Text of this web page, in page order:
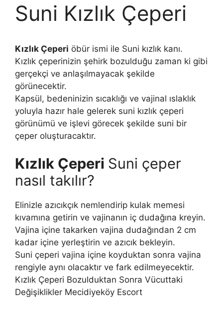
Suni Kızlık Çeperi
Kızlık Çeperi öbür ismi ile Suni kızlık kanı.
Kızlık çeperinizin şehirk bozulduğu zaman ki gibi
gerçekçi ve anlaşılmayacak şekilde
görünecektir.
Kapsül, bedeninizin sıcaklığı ve vajinal ıslaklık
yoluyla hazır hale gelerek suni kızlık çeperi
görünümü ve işlevi görecek şekilde suni bir
çeper oluşturacaktır.
Kızlık Çeperi Suni çeper
nasıl takılır?
Elinizle azıcıkçık nemlendirip kulak memesi
kıvamına getirin ve vajinanın iç dudağına kreyin.
Vajina içine takarken vajina dudağından 2 cm
kadar içine yerleştirin ve azıcık bekleyin.
Suni çeperi vajina içine koyduktan sonra vajina
rengiyle aynı olacaktır ve fark edilmeyecektir.
Kızlık Çeperi Bozulduktan Sonra Vücuttaki
Değişiklikler Mecidiyeköy Escort